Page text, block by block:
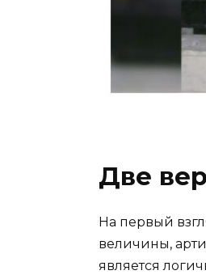
Две
На первый
величины,
является